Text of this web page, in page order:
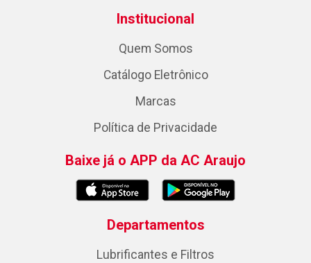
Institucional
Quem Somos
Catálogo Eletrônico
Marcas
Política de Privacidade
Baixe já o APP da AC Araujo
Departamentos
Lubrificantes e Filtros